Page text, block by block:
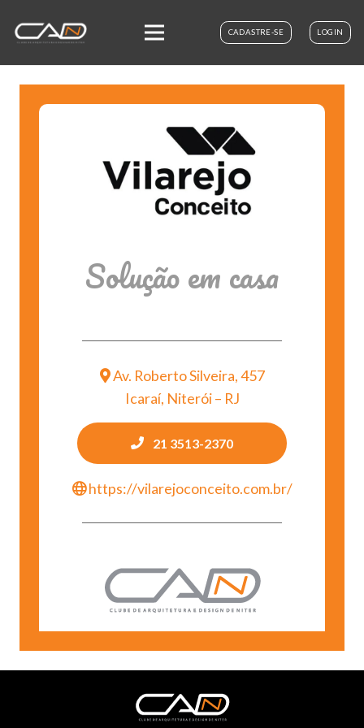
CADASTRE-SE LOGIN
Solução em casa
Av. Roberto Silveira, 457
Icaraí, Niterói – RJ
21 3513-2370
https://vilarejoconceito.com.br/